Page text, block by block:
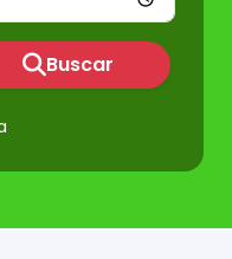
Buscar